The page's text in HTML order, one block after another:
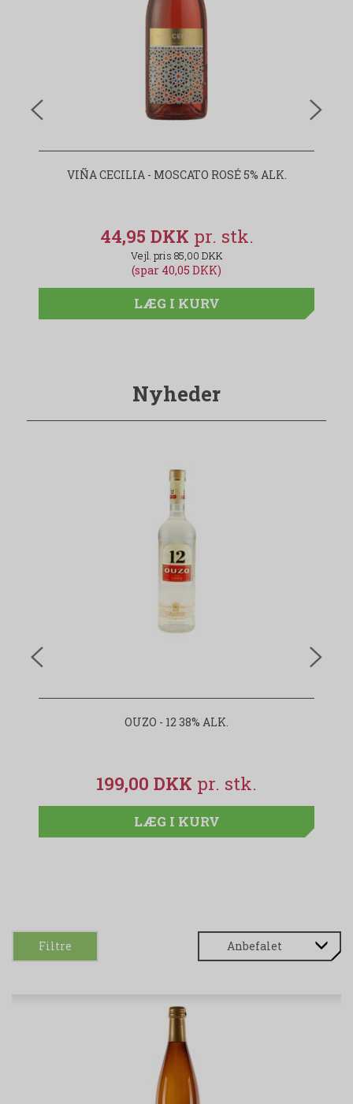
VIÑA CECILIA - MOSCATO ROSÉ 5% ALK.
44,95 DKK
85,00 DKK
(spar 40,05 DKK)
LÆG I KURV
Nyheder
OUZO - 12 38% ALK.
199,00 DKK
LÆG I KURV
Filtre